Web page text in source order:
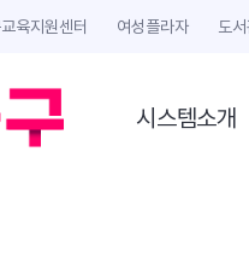
육지원센터 여성플라자 도
시스템소개